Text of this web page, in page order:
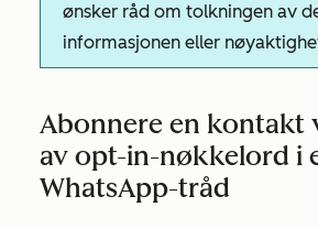
ønsker råd om tolkningen av
informasjonen eller
Abonnere en kontakt
av opt-in-nøkkelord i
WhatsApp-tråd